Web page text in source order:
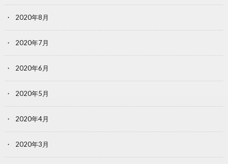
2020年8月
2020年7月
2020年6月
2020年5月
2020年4月
2020年3月